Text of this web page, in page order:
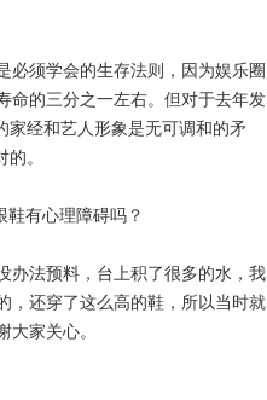
须学会的生存法则，因为娱乐圈
命的三分之一左右。但对于去年发
家经和艺人形象是无可调和的矛
。
鞋有心理障碍吗？
法预料，台上积了很多的水，我
，还穿了这么高的鞋，所以当时就
家关心。